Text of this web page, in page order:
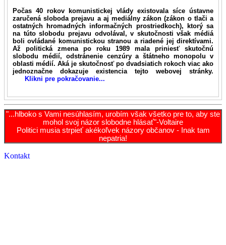
Počas 40 rokov komunistickej vlády existovala síce ústavne
zaručená sloboda prejavu a aj mediálny zákon (zákon o tlači a
ostatných hromadných informačných prostriedkoch), ktorý sa
na túto slobodu prejavu odvolával, v skutočnosti však médiá
boli ovládané komunistickou stranou a riadené jej direktívami.
Až politická zmena po roku 1989 mala priniesť skutočnú
slobodu médií, odstránenie cenzúry a štátneho monopolu v
oblasti médií. Aká je skutočnosť po dvadsiatich rokoch viac ako
jednoznačne dokazuje existencia tejto webovej stránky.
Klikni pre pokračovanie...
"...hlboko s Vami nesúhlasím, urobím však všetko pre to, aby ste
mohol svoj názor slobodne hlásať"-Voltaire
Politici musia strpieť akékoľvek názory občanov - Inak tam
nepatria!
Kontakt